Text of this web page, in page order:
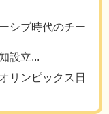
シブ時代のチー
設立...
リンピックス日